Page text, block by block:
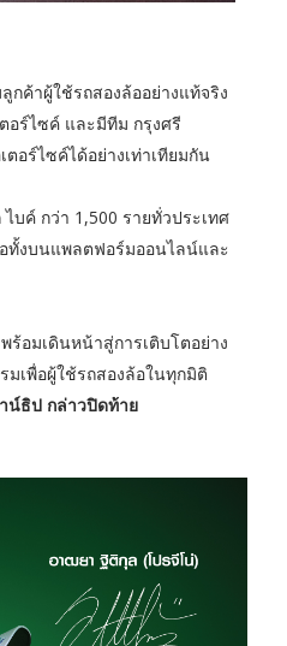
ค้าผู้ใช้รถสองล้ออย่างแท้จริง
อร์ไซค์ และมีทีม กรุงศรี
อร์ไซค์ได้อย่างเท่าเทียมกัน
ค์ กว่า 1,500 รายทั่วประเทศ
ทั้งบนแพลตฟอร์มออนไลน์และ
ร้อมเดินหน้าสู่การเติบโตอย่าง
เพื่อผู้ใช้รถสองล้อในทุกมิติ
น์ธิป กล่าวปิดท้าย